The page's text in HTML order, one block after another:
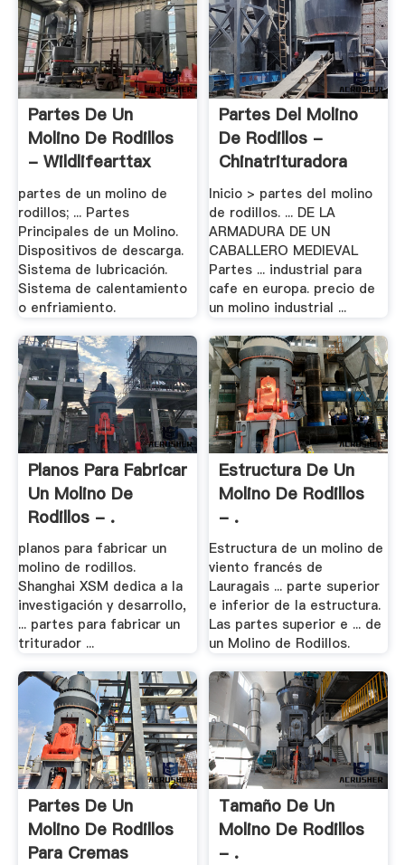
Partes De Un
Molino De Rodillos
- Wildlifearttax
partes de un molino de
rodillos; ... Partes
Principales de un Molino.
Dispositivos de descarga.
Sistema de lubricación.
Sistema de calentamiento
o enfriamiento.
Partes Del Molino
De Rodillos -
Chinatrituradora
Inicio > partes del molino
de rodillos. ... DE LA
ARMADURA DE UN
CABALLERO MEDIEVAL
Partes ... industrial para
cafe en europa. precio de
un molino industrial ...
Planos Para Fabricar
Un Molino De
Rodillos - .
planos para fabricar un
molino de rodillos.
Shanghai XSM dedica a la
investigación y desarrollo,
... partes para fabricar un
triturador ...
Estructura De Un
Molino De Rodillos
- .
Estructura de un molino de
viento francés de
Lauragais ... parte superior
e inferior de la estructura.
Las partes superior e ... de
un Molino de Rodillos.
Partes De Un
Molino De Rodillos
Para Cremas
Tamaño De Un
Molino De Rodillos
- .